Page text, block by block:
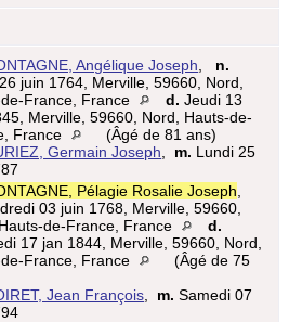
Angélique Joseph
n.
juin 1764, Merville, 59660, Nord,
France, France
d. Jeudi 13
Merville, 59660, Nord, Hauts-de-
France
(Âgé de 81 ans)
Germain Joseph m. Lundi 25
Pélagie Rosalie Joseph
03 juin 1768, Merville, 59660,
de-France, France
d.
17 jan 1844, Merville, 59660, Nord,
France, France
(Âgé de 75
Jean François m. Samedi 07